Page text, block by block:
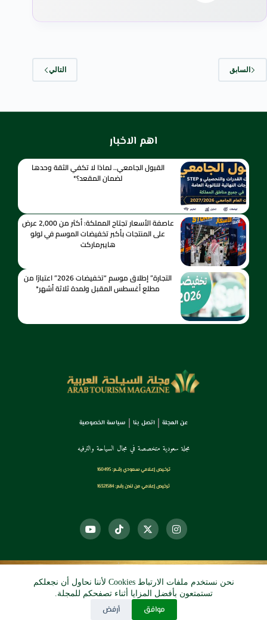
نحن نستخدم ملفات الارتباط Cookies لأننا نحاول أن نجعلكم
تستمتعون بأفضل المزايا أثناء تصفحكم للمجلة.
موافق أرفض
السابق التالي
اهم الاخبار
القبول الجامعي.. لماذا لا تكفي الثقة وحدها
لضمان المقعد؟*
عاصفة الأسعار تجتاح المملكة: أكثر من 2,000 عرض
على المنتجات بأكبر تخفيضات الموسم في لولو
هايبرماركت
التجارة” إطلاق موسم “تخفيضات 2026” اعتبارًا من
مطلع أغسطس المقبل ولمدة ثلاثة أشهر*
عن المجلة اتصل بنا سياسة الخصوصية
مجلة سعودية متخصصة في مجال السياحة والترفيه
ترخـيص إعـلامي سـعودي رقــم: 160495
ترخيص إعلامي من لندن رقم: 16321584
© 2026 دي آرو الرقمي
جميع الحقوق محفوظة.